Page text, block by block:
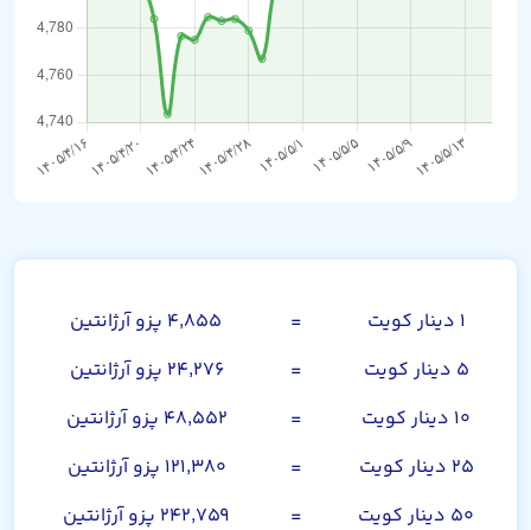
۱ دینار کویت =
۴,۸۵۵ پزو آرژانتین
۵ دینار کویت
=
۲۴,۲۷۶ پزو آرژانتین
۱۰ دینار کویت
=
۴۸,۵۵۲ پزو آرژانتین
۲۵ دینار کویت
=
۱۲۱,۳۸۰ پزو آرژانتین
۵۰ دینار کویت
=
۲۴۲,۷۵۹ پزو آرژانتین